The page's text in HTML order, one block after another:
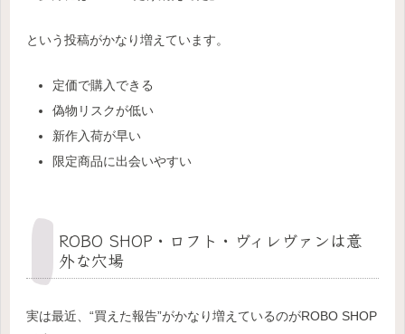
という投稿がかなり増えています。
定価で購入できる
偽物リスクが低い
新作入荷が早い
限定商品に出会いやすい
ROBO SHOP・ロフト・ヴィレヴァンは意
外な穴場
実は最近、“買えた報告”がかなり増えているのがROBO SHOP